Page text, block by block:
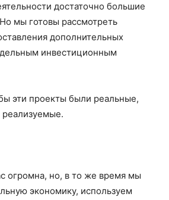
достаточно большие
мы готовы рассмотреть
дополнительных
инвестиционным
эти проекты были реальные,
реализуемые.
огромна, но, в то же время мы
экономику, используем